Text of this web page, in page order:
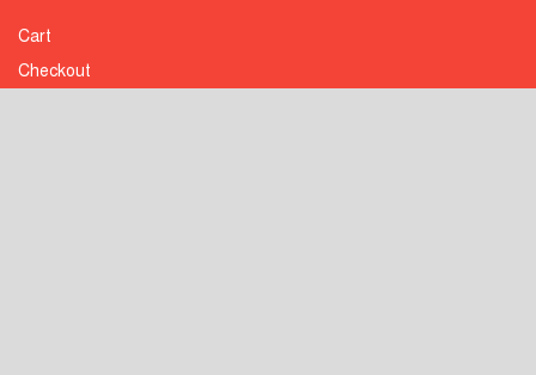
Cart
Checkout